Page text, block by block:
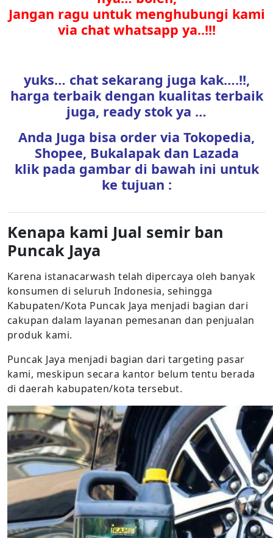
Jangan ragu untuk menghubungi kami
via chat whatsapp ya..!!!
yuks… chat sekarang juga kak….!!,
harga terbaik dengan kualitas terbaik
juga, ready stok ya …
Anda Juga bisa order via Tokopedia,
Shopee, Bukalapak dan Lazada
klik pada gambar di bawah ini untuk
ke tujuan :
Kenapa kami Jual semir ban
Puncak Jaya
Karena istanacarwash telah dipercaya oleh banyak
konsumen di seluruh Indonesia, sehingga
Kabupaten/Kota Puncak Jaya menjadi bagian dari
cakupan dalam layanan pemesanan dan penjualan
produk kami.
Puncak Jaya menjadi bagian dari targeting pasar
kami, meskipun secara kantor belum tentu berada
di daerah kabupaten/kota tersebut.